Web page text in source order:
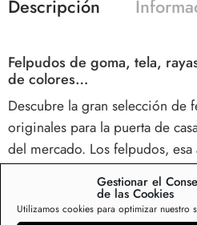
Gestionar el
de las Cookies
Utilizamos cookies para optimizar nuestro
Descripción
Felpudos de goma, tela,
de colores…
Descubre la gran selección de
originales para la puerta de
del mercado. Los felpudos,
se ha convertido en la
descansillos. Los felpudos
en la decoración.